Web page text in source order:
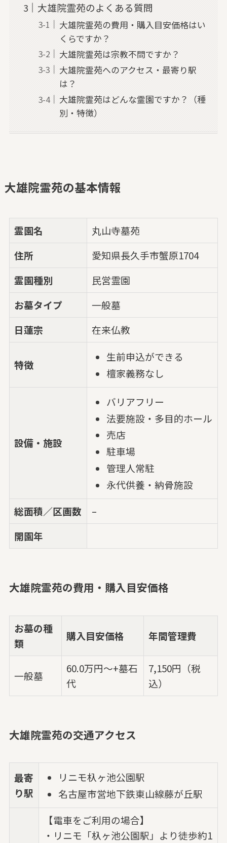
大雄院霊苑のよくある質問
大雄院霊苑の費用・購入目安価格はい
くらですか？
大雄院霊苑は宗教不問ですか？
大雄院霊苑へのアクセス・最寄り駅
は？
大雄院霊苑はどんな霊園ですか？（種
別・特徴）
大雄院霊苑の基本情報
霊園名
丸山寺墓苑
住所
愛知県長久手市蟹原1704
霊園種別
民営霊園
お墓タイプ
一般墓
日蓮宗
在来仏教
特徴
生前申込ができる
檀家義務なし
設備・施設
バリアフリー
法要施設・多目的ホール
売店
駐車場
管理人常駐
永代供養・納骨施設
総面積／区画数
–
開園年
大雄院霊苑の費用・購入目安価格
お墓の種
類
購入目安価格 年間管理費
一般墓
60.0万円～+墓石
代
7,150円（税
込）
大雄院霊苑の交通アクセス
最寄
り駅
リニモ杁ヶ池公園駅
名古屋市営地下鉄東山線藤が丘駅
【電車をご利用の場合】
・リニモ「杁ヶ池公園駅」より徒歩約1